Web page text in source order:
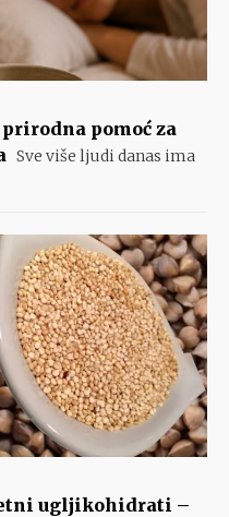
pomoć za
Sve više ljudi danas ima
ugljikohidrati –